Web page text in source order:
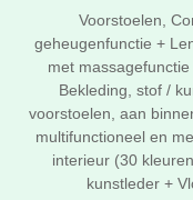
Voorstoelen,
geheugenfunctie +
met
Bekleding, stof /
voorstoelen, aan
multifunctioneel en
interieur (30
kunstleder +